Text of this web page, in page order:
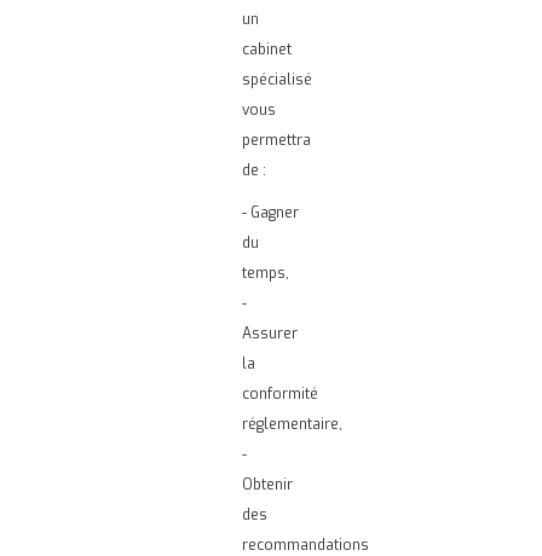
un
cabinet
spécialisé
vous
permettra
de :
- Gagner
du
temps,
-
Assurer
la
conformité
réglementaire,
-
Obtenir
des
recommandations